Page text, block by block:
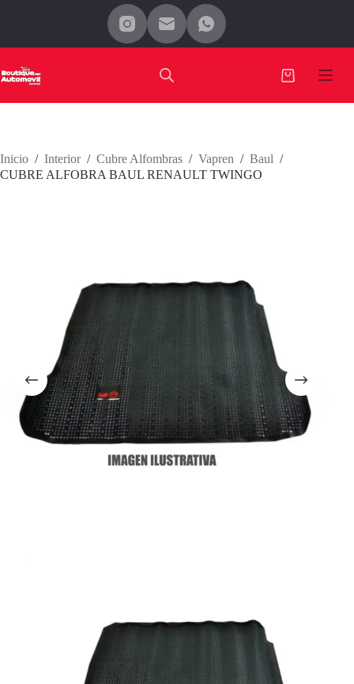
Carro
Inicio / Interior / Cubre Alfombras / Vapren / Baul /
CUBRE ALFOBRA BAUL RENAULT TWINGO